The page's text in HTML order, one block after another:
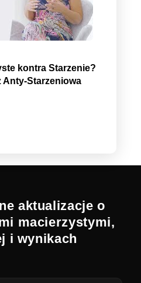
kontra Starzenie?
Anty-Starzeniowa
aktualizacje o
macierzystymi,
i wynikach